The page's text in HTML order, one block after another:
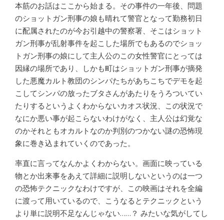
本筋のお話はここから始まる。その事件の一年後、問題
のショットガン刑事の娘も晴れて警官となって勤務初日
に配属されたのが今お引越中の警察署、そこはショット
ガン刑事が乱射事件を起こした場所でもあるのでショッ
トガン刑事の娘にして主人公のこの女性警官にとっては
因縁の場所であり、しかも町はショットガン刑事が摘発
した悪魔カルト教団のシンパたちがあちこちでデモを起
こしてシンパの放ったブタさんがあたりをうろついてい
たりするというよくわからないカオス状況、この状況で
なにか悪い事が起こらないわけがなく、主人公は幻覚な
のかそれともオカルトなのか判別のつかない謎の恐怖現
象に巻き込まれていくのであった。
率直に言ってなんかよくわからない。画面に映っている
物とか出来事をあえて詳細に説明しないというのは一つ
の恐怖テクニックなわけですが、この映画はそれを全編
に渡って用いているので、こうなるとテクニックという
より単に説明不足なんじゃない……？ みたいな気がしてし